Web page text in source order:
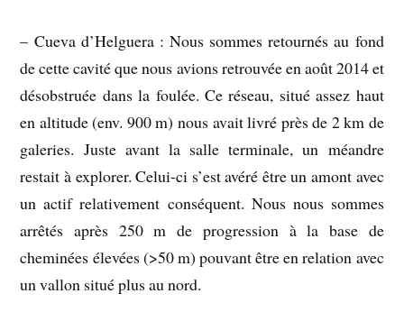
– Cueva d’Helguera : Nous sommes retournés au fond
de cette cavité que nous avions retrouvée en août 2014 et
désobstruée dans la foulée. Ce réseau, situé assez haut
en altitude (env. 900 m) nous avait livré près de 2 km de
galeries. Juste avant la salle terminale, un méandre
restait à explorer. Celui-ci s’est avéré être un amont avec
un actif relativement conséquent. Nous nous sommes
arrêtés après 250 m de progression à la base de
cheminées élevées (>50 m) pouvant être en relation avec
un vallon situé plus au nord.